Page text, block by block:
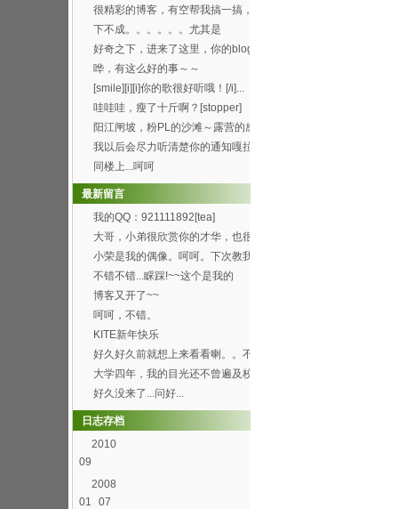
时候有空帮我也搞一个...
很精彩的博客，有空帮我搞一搞，
可以吗？[smile...
下不成。。。。。。尤其是
Through the f...
好奇之下，进来了这里，你的blog
办得好好哦。 ...
哗，有这么好的事～～
[smile][i][i]你的歌很好听哦！[/i]...
哇哇哇，瘦了十斤啊？[stopper]
阳江闸坡，粉PL的沙滩～露营的感
觉真的8错哦～呵呵...
我以后会尽力听清楚你的通知嘎拉
[wink]
同楼上...呵呵
最新留言
我的QQ：921111892[tea]
大哥，小弟很欣赏你的才华，也很
喜欢你博客的这首背景...
小荣是我的偶像。呵呵。下次教我
弄这样的空间。呵呵
不错不错...睬踩!~~这个是我的
http://h...
博客又开了~~
呵呵，不错。
KITE新年快乐
好久好久前就想上来看看喇。。不
过总是打开了首页进不...
大学四年，我的目光还不曾遍及校
园的每个角落，就快要...
好久没来了...问好...
日志存档
2010
09
2008
01
07